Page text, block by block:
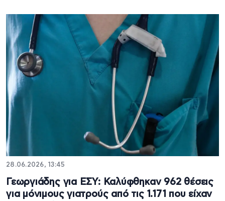
28.06.2026, 13:45
Γεωργιάδης για ΕΣΥ: Καλύφθηκαν 962 θέσεις
για μόνιμους γιατρούς από τις 1.171 που είχαν